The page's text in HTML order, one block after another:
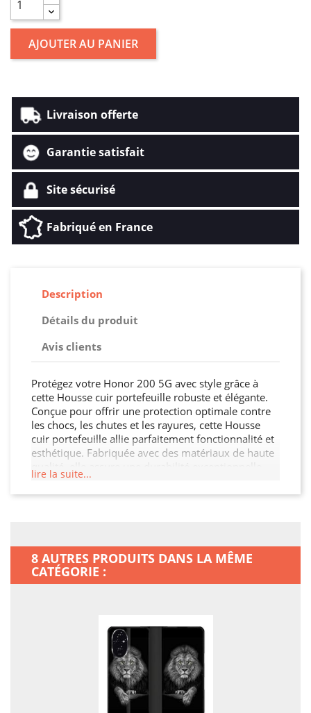
AJOUTER AU PANIER
Livraison offerte
Garantie satisfait
Site sécurisé
Fabriqué en France
Description
Détails du produit
Avis clients
Protégez votre Honor 200 5G avec style grâce à
cette Housse cuir portefeuille robuste et élégante.
Conçue pour offrir une protection optimale contre
les chocs, les chutes et les rayures, cette Housse
cuir portefeuille allie parfaitement fonctionnalité et
esthétique. Fabriquée avec des matériaux de haute
tout en restant légère et facile à manipuler. Son
design moderne et raffiné s'adapte à votre Honor
lire la suite...
8 AUTRES PRODUITS DANS LA MÊME
CATÉGORIE :